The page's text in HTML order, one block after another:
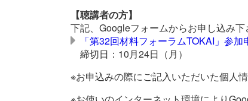
【聴講者の方】
下記、Googleフォームからお申し込み下
「第32回材料フォーラムTOKAI」参加
締切日：10月24日（月）
※お申込みの際にご記入いただいた個人